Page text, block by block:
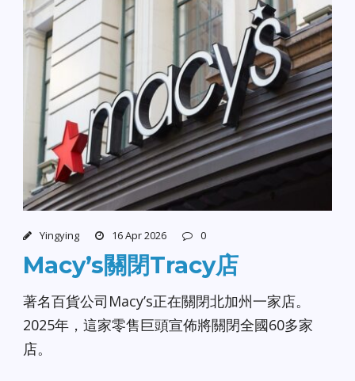
Yingying 16 Apr 2026 0
Macy’s關閉Tracy店
著名百貨公司Macy’s正在關閉北加州一家店。
2025年，這家零售巨頭宣佈將關閉全國60多家
店。